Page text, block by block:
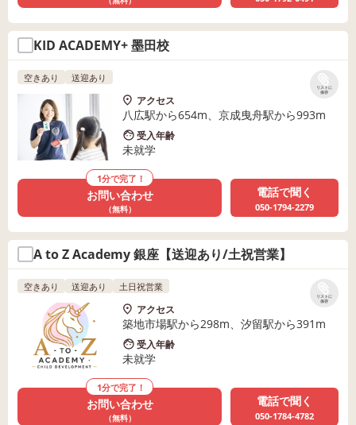
KID ACADEMY+ 墨田校
リストに
保存
空きあり 送迎あり
アクセス
八広駅から654m、京成曳舟駅から993m
受入年齢
未就学
1分で完了！
お問い合わせ
（無料）
電話で聞く
050-1794-2279
A to Z Academy 銀座【送迎あり/土祝営業】
リストに
保存
空きあり 送迎あり 土日祝営業
アクセス
築地市場駅から298m、汐留駅から391m
受入年齢
未就学
1分で完了！
お問い合わせ
（無料）
電話で聞く
050-1784-4782